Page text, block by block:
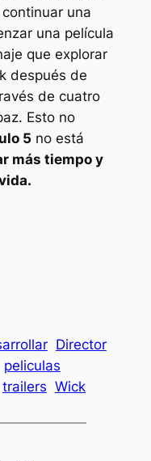
una
una película
que explorar
después de
de cuatro
Esto no
5 no está
más tiempo y
Director
peliculas
trailers Wick